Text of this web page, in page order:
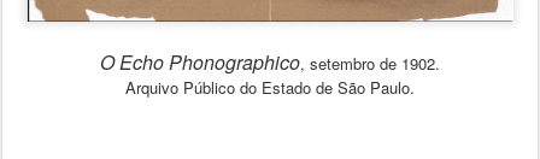
O Echo Phonographico, setembro de 1902.
Arquivo Público do Estado de São Paulo.